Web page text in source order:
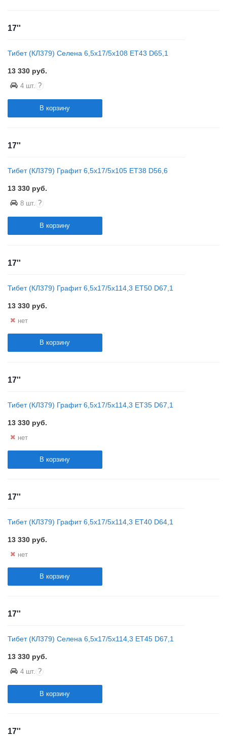
17''
Тибет (КЛ379) Селена 6,5x17/5x108 ET43 D65,1
13 330 руб.
4 шт. ?
В корзину
17''
Тибет (КЛ379) Графит 6,5x17/5x105 ET38 D56,6
13 330 руб.
8 шт. ?
В корзину
17''
Тибет (КЛ379) Графит 6,5x17/5x114,3 ET50 D67,1
13 330 руб.
нет
В корзину
17''
Тибет (КЛ379) Графит 6,5x17/5x114,3 ET35 D67,1
13 330 руб.
нет
В корзину
17''
Тибет (КЛ379) Графит 6,5x17/5x114,3 ET40 D64,1
13 330 руб.
нет
В корзину
17''
Тибет (КЛ379) Селена 6,5x17/5x114,3 ET45 D67,1
13 330 руб.
4 шт. ?
В корзину
17''